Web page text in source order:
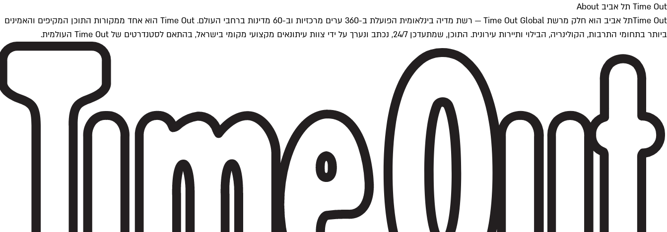
Time Out תל אביב About
Time Outתל אביב הוא חלק מרשת Time Out Global — רשת מדיה בינלאומית הפועלת ב-360 ערים מרכזיות וב-60 מדינות ברחבי העולם. Time Out הוא אחד ממקורות התוכן המקיפים והאמינים
ביותר בתחומי התרבות, הקולינריה, הבילוי ותיירות עירונית. התוכן, שמתעדכן 24/7, נכתב ונערך על ידי צוות עיתונאים מקצועי מקומי בישראל, בהתאם לסטנדרטים של Time Out העולמית.